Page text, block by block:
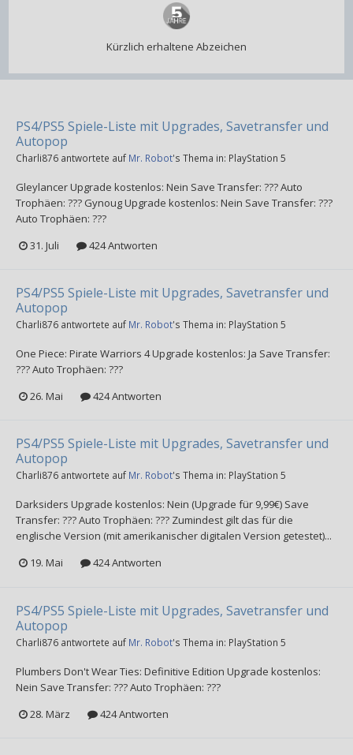
Kürzlich erhaltene Abzeichen
PS4/PS5 Spiele-Liste mit Upgrades, Savetransfer und
Autopop
Charli876 antwortete auf Mr. Robot's Thema in: PlayStation 5
Gleylancer Upgrade kostenlos: Nein Save Transfer: ??? Auto
Trophäen: ??? Gynoug Upgrade kostenlos: Nein Save Transfer: ???
Auto Trophäen: ???
31. Juli
424 Antworten
PS4/PS5 Spiele-Liste mit Upgrades, Savetransfer und
Autopop
Charli876 antwortete auf Mr. Robot's Thema in: PlayStation 5
One Piece: Pirate Warriors 4 Upgrade kostenlos: Ja Save Transfer:
??? Auto Trophäen: ???
26. Mai
424 Antworten
PS4/PS5 Spiele-Liste mit Upgrades, Savetransfer und
Autopop
Charli876 antwortete auf Mr. Robot's Thema in: PlayStation 5
Darksiders Upgrade kostenlos: Nein (Upgrade für 9,99€) Save
Transfer: ??? Auto Trophäen: ??? Zumindest gilt das für die
englische Version (mit amerikanischer digitalen Version getestet)...
19. Mai
424 Antworten
PS4/PS5 Spiele-Liste mit Upgrades, Savetransfer und
Autopop
Charli876 antwortete auf Mr. Robot's Thema in: PlayStation 5
Plumbers Don't Wear Ties: Definitive Edition Upgrade kostenlos:
Nein Save Transfer: ??? Auto Trophäen: ???
28. März
424 Antworten